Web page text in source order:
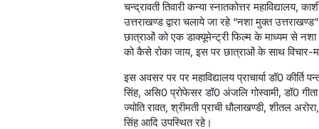
चन्द्रावती तिवारी कन्या स्नातकोत्तर
उत्तराखण्ड द्वारा चलाये जा रहे “नशा मुक्त
छात्राओं को एक डाक्यूमेन्ट्री फिल्म के माध्यम से
को कैसे रोका जाय, इस पर छात्राओं के साथ विचार-
इस अवसर पर पर महाविद्यालय प्राचार्या डॉ0
सिंह, असि0 प्रोफेसर डॉ0 अंजलि गोस्वामी, डॉ0
ज्योति रावत, श्रीमती प्राची धौलाखण्डी, शीतल
सिंह आदि उपस्थित रहे।